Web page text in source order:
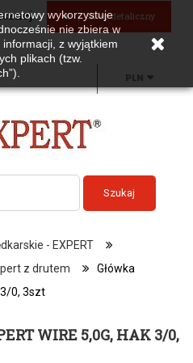
Sklep detaliczny
PLN
Szukaj
- EXPERT
z drutem
Główka
0, 3szt
WIRE 5,0G, HAK 3/0,
wykorzystuje
nie zbiera w
z wyjątkiem
plikach (tzw.